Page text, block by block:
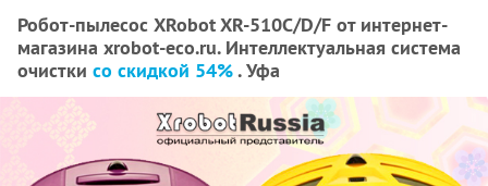
Робот-пылесос XRobot XR-510C/D/F от интернет-
магазина xrobot-eco.ru. Интеллектуальная система
очистки со скидкой 54%. Уфа